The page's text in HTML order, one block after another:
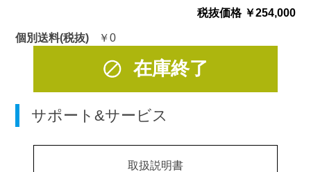
税抜価格 ￥254,000
個別送料(税抜)
￥0
在庫終了
サポート&サービス
取扱説明書